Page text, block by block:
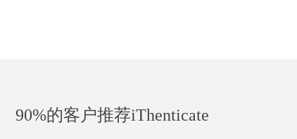
90%的客户推荐iThenticate